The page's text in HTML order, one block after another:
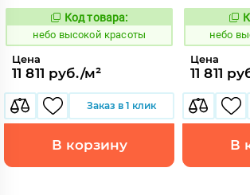
1111415
Код товара:
небо высокой красоты
Цена
11 811 руб./м²
Заказ в 1 клик
В корзину
небо
Цена
11 811
В